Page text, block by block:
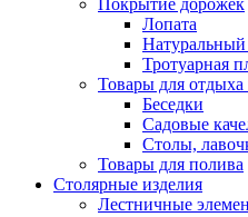
Покрытие дорожек
Лопата
Натуральный
Тротуарная
Товары для отдыха
Беседки
Садовые
Столы,
Товары для полива
Столярные изделия
Лестничные